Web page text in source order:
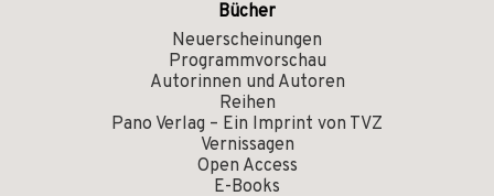
Bücher
Neuerscheinungen
Programmvorschau
Autorinnen und Autoren
Reihen
Pano Verlag – Ein Imprint von TVZ
Vernissagen
Open Access
E-Books